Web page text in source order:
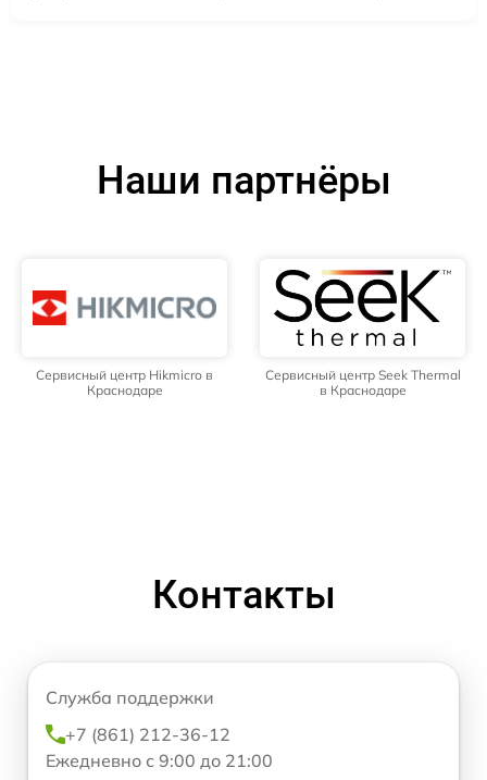
Наши партнёры
Сервисный центр Hikmicro в
Краснодаре
Сервисный центр Seek Thermal
в Краснодаре
Контакты
Служба поддержки
+7 (861) 212-36-12
Ежедневно с 9:00 до 21:00